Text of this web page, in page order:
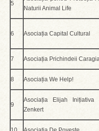
5
Naturii Animal Life
6 Asociația Capital Cultural
7 Asociația Prichindeii
8 Asociația We Help!
9
Asociația Elijah Inițiativa
Zenkert